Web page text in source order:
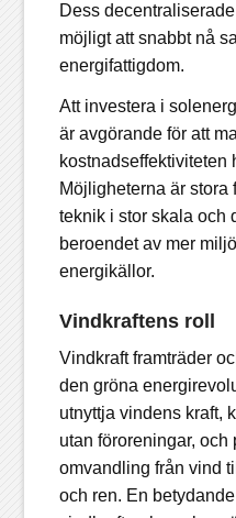
Dess
möjligt att snabbt nå
energifattigdom.
Att investera i
är avgörande för att
kostnadseffektiviteten
Möjligheterna är stora
teknik i stor skala och
beroendet av mer
energikällor.
Vindkraftens roll
Vindkraft framträder
den gröna
utnyttja vindens kraft,
utan föroreningar, och
omvandling från vind
och ren. En